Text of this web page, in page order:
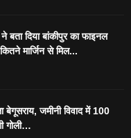
दिया बांकीपुर का फाइनल
मार्जिन से मिल...
बेगूसराय, जमीनी विवाद में 100
गोली…